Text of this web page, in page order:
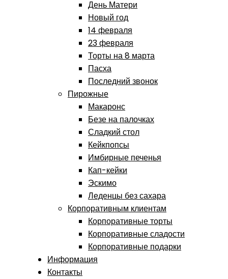
День Матери
Новый год
14 февраля
23 февраля
Торты на 8 марта
Пасха
Последний звонок
Пирожные
Макаронс
Безе на палочках
Сладкий стол
Кейкпопсы
Имбирные печенья
Кап-кейки
Эскимо
Леденцы без сахара
Корпоративным клиентам
Корпоративные торты
Корпоративные сладости
Корпоративные подарки
Информация
Контакты